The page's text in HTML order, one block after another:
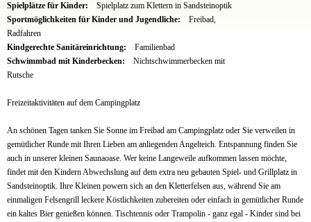
Spielplätze für Kinder:
Spielplatz zum Klettern in Sandsteinoptik
Sportmöglichkeiten für Kinder und Jugendliche:
Freibad,
Radfahren
Kindgerechte Sanitäreinrichtung:
Familienbad
Schwimmbad mit Kinderbecken:
Nichtschwimmerbecken mit
Rutsche
Freizeitaktivitäten auf dem Campingplatz
An schönen Tagen tanken Sie Sonne im Freibad am Campingplatz oder Sie verweilen in
gemütlicher Runde mit Ihren Lieben am anliegenden Angelteich. Entspannung finden Sie
auch in unserer kleinen Saunaoase. Wer keine Langeweile aufkommen lassen möchte,
findet mit den Kindern Abwechslung auf dem extra neu gebauten Spiel- und Grillplatz in
Sandsteinoptik. Ihre Kleinen powern sich an den Kletterfelsen aus, während Sie am
einmaligen Felsengrill leckere Köstlichkeiten zubereiten oder einfach in gemütlicher Runde
ein kaltes Bier genießen können. Tischtennis oder Trampolin - ganz egal - Kinder sind bei